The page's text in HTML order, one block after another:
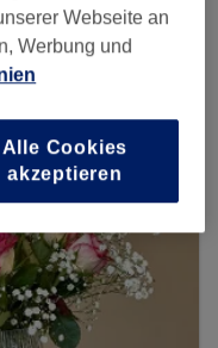
Webseite an
Werbung und
Alle Cookies
akzeptieren